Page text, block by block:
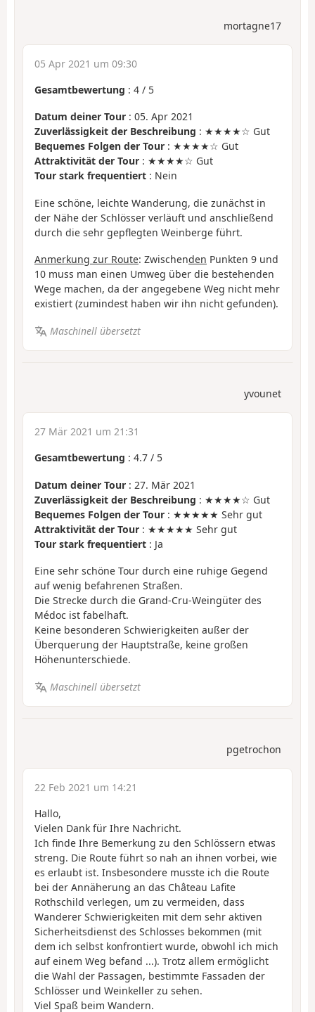
mortagne17
05 Apr 2021 um 09:30
Gesamtbewertung : 4 / 5
Datum deiner Tour : 05. Apr 2021
Zuverlässigkeit der Beschreibung : ★★★★☆ Gut
Bequemes Folgen der Tour : ★★★★☆ Gut
Attraktivität der Tour : ★★★★☆ Gut
Tour stark frequentiert : Nein
Eine schöne, leichte Wanderung, die zunächst in
der Nähe der Schlösser verläuft und anschließend
durch die sehr gepflegten Weinberge führt.
Anmerkung zur Route: Zwischenden Punkten 9 und
10 muss man einen Umweg über die bestehenden
Wege machen, da der angegebene Weg nicht mehr
existiert (zumindest haben wir ihn nicht gefunden).
Maschinell übersetzt
yvounet
27 Mär 2021 um 21:31
Gesamtbewertung : 4.7 / 5
Datum deiner Tour : 27. Mär 2021
Zuverlässigkeit der Beschreibung : ★★★★☆ Gut
Bequemes Folgen der Tour : ★★★★★ Sehr gut
Attraktivität der Tour : ★★★★★ Sehr gut
Tour stark frequentiert : Ja
Eine sehr schöne Tour durch eine ruhige Gegend
auf wenig befahrenen Straßen.
Die Strecke durch die Grand-Cru-Weingüter des
Médoc ist fabelhaft.
Keine besonderen Schwierigkeiten außer der
Überquerung der Hauptstraße, keine großen
Höhenunterschiede.
Maschinell übersetzt
pgetrochon
22 Feb 2021 um 14:21
Hallo,
Vielen Dank für Ihre Nachricht.
Ich finde Ihre Bemerkung zu den Schlössern etwas
streng. Die Route führt so nah an ihnen vorbei, wie
es erlaubt ist. Insbesondere musste ich die Route
bei der Annäherung an das Château Lafite
Rothschild verlegen, um zu vermeiden, dass
Wanderer Schwierigkeiten mit dem sehr aktiven
Sicherheitsdienst des Schlosses bekommen (mit
dem ich selbst konfrontiert wurde, obwohl ich mich
auf einem Weg befand ...). Trotz allem ermöglicht
die Wahl der Passagen, bestimmte Fassaden der
Schlösser und Weinkeller zu sehen.
Viel Spaß beim Wandern.